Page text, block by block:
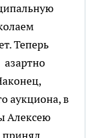
Теперь
азартно
аукциона, в
Алексею
принял